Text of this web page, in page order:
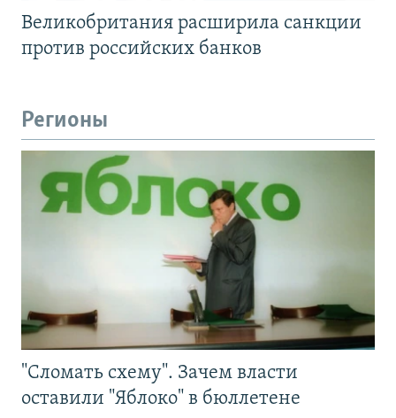
Великобритания расширила санкции
против российских банков
Регионы
"Сломать схему". Зачем власти
оставили "Яблоко" в бюллетене